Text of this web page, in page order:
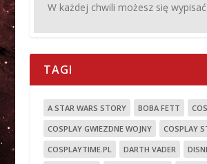
W każdej chwili możesz się wypisać.
TAGI
A STAR WARS STORY BOBA FETT
COSPLAY GWIEZDNE WOJNY
COSPLAY
COSPLAYTIME.PL
DARTH VADER